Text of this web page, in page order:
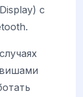
с